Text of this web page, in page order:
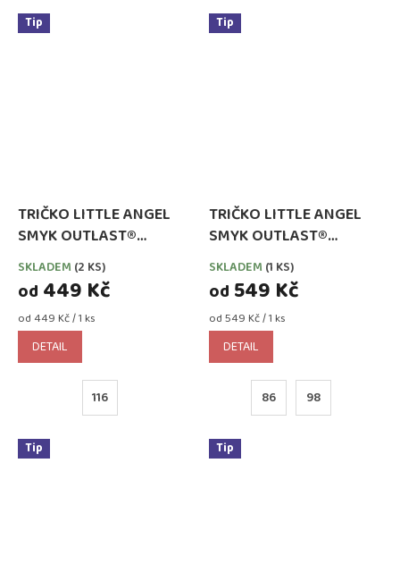
Tip
TRIČKO LITTLE ANGEL
SMYK OUTLAST®
DLOUHÝ RUKÁV -
LIŠEJNÍK MONSTERS
SKLADEM (2 KS)
od 449 Kč
Měrná
cena:
od 449 Kč / 1 ks
DETAIL
116
Tip
TRIČKO LITTLE ANGEL
SMYK OUTLAST®
DLOUHÝ RUKÁV -
LEVANDULE
SKLADEM (1 KS)
od 549 Kč
Měrná
cena:
od 549 Kč / 1 ks
DETAIL
86 98
Tip Tip